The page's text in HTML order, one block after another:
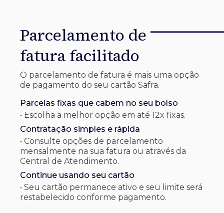
Parcelamento de
fatura facilitado
O parcelamento de fatura é mais uma opção
de pagamento do seu cartão Safra.
Parcelas fixas que cabem no seu bolso
• Escolha a melhor opção em até 12x fixas.
Contratação simples e rápida
• Consulte opções de parcelamento
mensalmente na sua fatura ou através da
Central de Atendimento.
Continue usando seu cartão
• Seu cartão permanece ativo e seu limite será
restabelecido conforme pagamento.